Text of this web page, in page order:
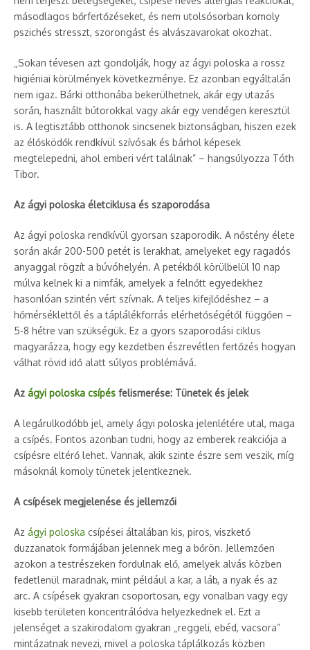
másodlagos bőrfertőzéseket, és nem utolsósorban komoly
pszichés stresszt, szorongást és alvászavarokat okozhat.
„Sokan tévesen azt gondolják, hogy az ágyi poloska a rossz
higiéniai körülmények következménye. Ez azonban egyáltalán
nem igaz. Bárki otthonába bekerülhetnek, akár egy utazás
során, használt bútorokkal vagy akár egy vendégen keresztül
is. A legtisztább otthonok sincsenek biztonságban, hiszen ezek
az élősködők rendkívül szívósak és bárhol képesek
megtelepedni, ahol emberi vért találnak” – hangsúlyozza Tóth
Tibor.
Az ágyi poloska életciklusa és szaporodása
Az ágyi poloska rendkívül gyorsan szaporodik. A nőstény élete
során akár 200-500 petét is lerakhat, amelyeket egy ragadós
anyaggal rögzít a búvóhelyén. A petékből körülbelül 10 nap
múlva kelnek ki a nimfák, amelyek a felnőtt egyedekhez
hasonlóan szintén vért szívnak. A teljes kifejlődéshez – a
hőmérséklettől és a táplálékforrás elérhetőségétől függően –
5-8 hétre van szükségük. Ez a gyors szaporodási ciklus
magyarázza, hogy egy kezdetben észrevétlen fertőzés hogyan
válhat rövid idő alatt súlyos problémává.
Az ágyi poloska csípés felismerése: Tünetek és jelek
A legárulkodóbb jel, amely ágyi poloska jelenlétére utal, maga
a csípés. Fontos azonban tudni, hogy az emberek reakciója a
csípésre eltérő lehet. Vannak, akik szinte észre sem veszik, míg
másoknál komoly tünetek jelentkeznek.
A csípések megjelenése és jellemzői
Az ágyi poloska csípései általában kis, piros, viszkető
duzzanatok formájában jelennek meg a bőrön. Jellemzően
azokon a testrészeken fordulnak elő, amelyek alvás közben
fedetlenül maradnak, mint például a kar, a láb, a nyak és az
arc. A csípések gyakran csoportosan, egy vonalban vagy egy
kisebb területen koncentrálódva helyezkednek el. Ezt a
jelenséget a szakirodalom gyakran „reggeli, ebéd, vacsora”
mintázatnak nevezi, mivel a poloska táplálkozás közben